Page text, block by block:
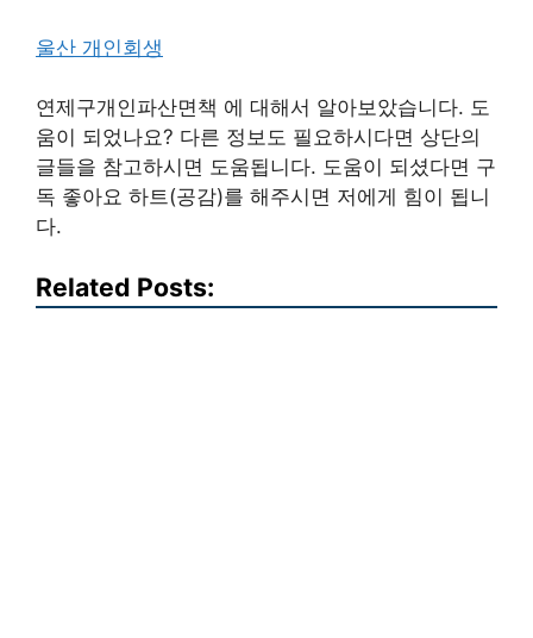
울산 개인회생
연제구개인파산면책 에 대해서 알아보았습니다. 도
움이 되었나요? 다른 정보도 필요하시다면 상단의
글들을 참고하시면 도움됩니다. 도움이 되셨다면 구
독 좋아요 하트(공감)를 해주시면 저에게 힘이 됩니
다.
Related Posts: